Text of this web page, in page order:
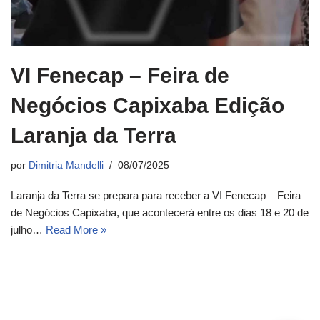
VI Fenecap – Feira de
Negócios Capixaba Edição
Laranja da Terra
por Dimitria Mandelli 08/07/2025
Laranja da Terra se prepara para receber a VI Fenecap – Feira
de Negócios Capixaba, que acontecerá entre os dias 18 e 20 de
julho… Read More »